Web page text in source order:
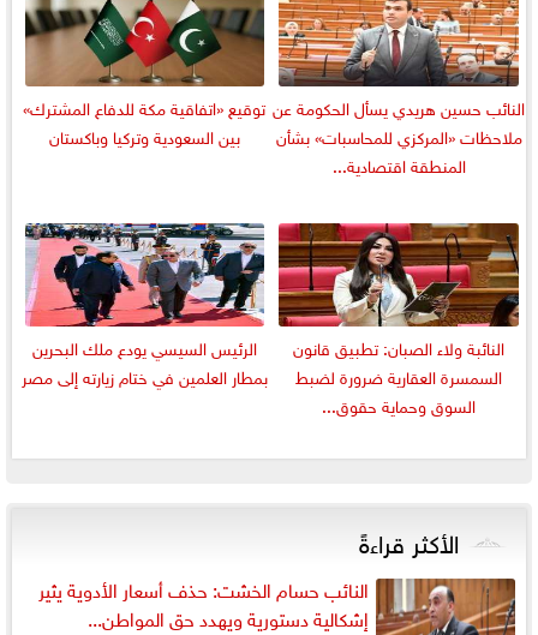
النائب حسين هريدي يسأل الحكومة عن
ملاحظات «المركزي للمحاسبات» بشأن
المنطقة اقتصادية...
توقيع «اتفاقية مكة للدفاع المشترك»
بين السعودية وتركيا وباكستان
النائبة ولاء الصبان: تطبيق قانون
السمسرة العقارية ضرورة لضبط
السوق وحماية حقوق...
الرئيس السيسي يودع ملك البحرين
بمطار العلمين في ختام زيارته إلى مصر
الأكثر قراءةً
النائب حسام الخشت: حذف أسعار الأدوية يثير
إشكالية دستورية ويهدد حق المواطن...